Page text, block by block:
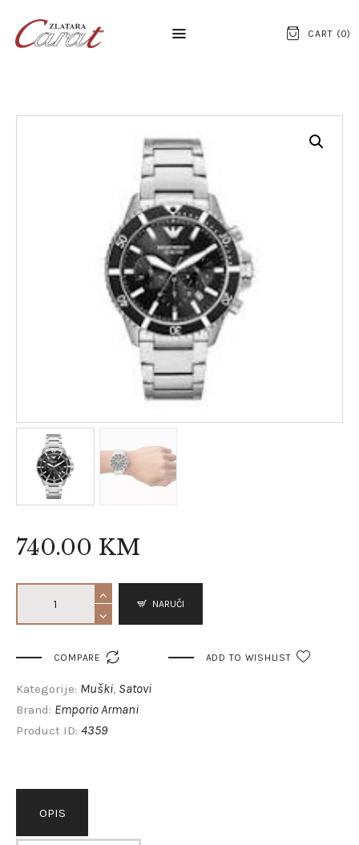
CART (0)
NASLOVNA
O NAMA
KONTAKT
SATOVI
SREBRNI NAKIT
ZLATNI NAKIT
740.00 KM
NARUČI
COMPARE  ADD TO WISHLIST
Kategorije: Muški, Satovi
Brand: Emporio Armani
Product ID: 4359
OPIS